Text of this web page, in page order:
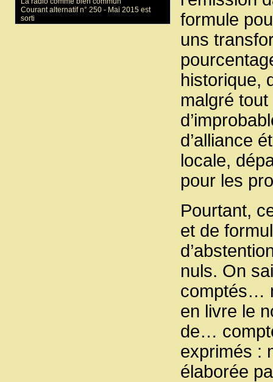
formule
uns
historique,
malgré
d’alliance
locale,
pour les
Pourtant,
et de
nuls. On
comptés…
en livre le
de…
exprimés :
élaborée
Courant alternatif n° 250 - Mai 2015 est
sorti